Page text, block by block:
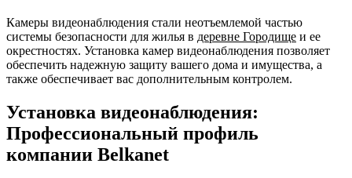
Камеры видеонаблюдения стали неотъемлемой частью
системы безопасности для жилья в деревне Городище и ее
окрестностях. Установка камер видеонаблюдения позволяет
обеспечить надежную защиту вашего дома и имущества, а
также обеспечивает вас дополнительным контролем.
Установка видеонаблюдения:
Профессиональный профиль
компании Belkanet